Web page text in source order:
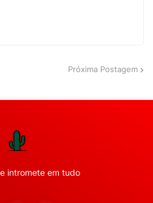
Próxima Postagem
intromete em tudo